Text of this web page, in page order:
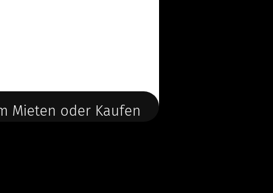
Mieten oder Kaufen